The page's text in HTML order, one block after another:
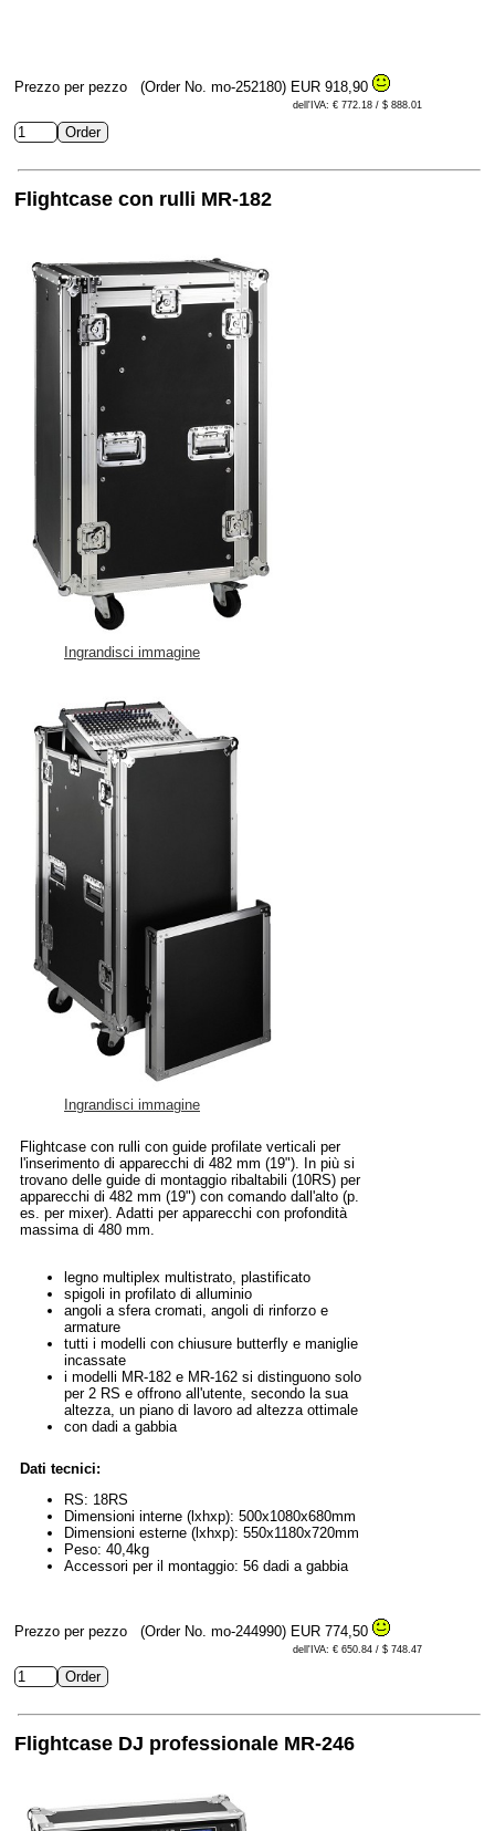
Prezzo per pezzo (Order No. mo-252180) EUR 918,90
dell'IVA: € 772.18 / $ 888.01
Flightcase con rulli MR-182
Ingrandisci immagine
Ingrandisci immagine
Flightcase con rulli con guide profilate verticali per
l'inserimento di apparecchi di 482 mm (19"). In più si
trovano delle guide di montaggio ribaltabili (10RS) per
apparecchi di 482 mm (19") con comando dall'alto (p.
es. per mixer). Adatti per apparecchi con profondità
massima di 480 mm.
legno multiplex multistrato, plastificato
spigoli in profilato di alluminio
angoli a sfera cromati, angoli di rinforzo e
armature
tutti i modelli con chiusure butterfly e maniglie
incassate
i modelli MR-182 e MR-162 si distinguono solo
per 2 RS e offrono all'utente, secondo la sua
altezza, un piano di lavoro ad altezza ottimale
con dadi a gabbia
Dati tecnici:
RS: 18RS
Dimensioni interne (lxhxp): 500x1080x680mm
Dimensioni esterne (lxhxp): 550x1180x720mm
Peso: 40,4kg
Accessori per il montaggio: 56 dadi a gabbia
Prezzo per pezzo (Order No. mo-244990) EUR 774,50
dell'IVA: € 650.84 / $ 748.47
Flightcase DJ professionale MR-246